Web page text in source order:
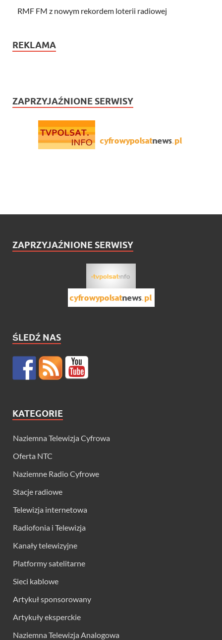
RMF FM z nowym rekordem loterii radiowej
REKLAMA
ZAPRZYJAŹNIONE SERWISY
ZAPRZYJAŹNIONE SERWISY
ŚLEDŹ NAS
KATEGORIE
Naziemna Telewizja Cyfrowa
Oferta NTC
Naziemne Radio Cyfrowe
Stacje radiowe
Telewizja internetowa
Radiofonia i Telewizja
Kanały telewizyjne
Platformy satelitarne
Sieci kablowe
Artykuł sponsorowany
Artykuły eksperckie
Naziemna Telewizja Analogowa